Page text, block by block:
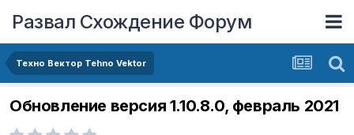
Развал Схождение Форум
Техно Вектор Tehno Vektor
Обновление версия 1.10.8.0, февраль 2021